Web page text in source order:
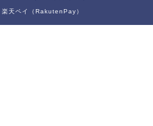
天ペイ（RakutenPay）